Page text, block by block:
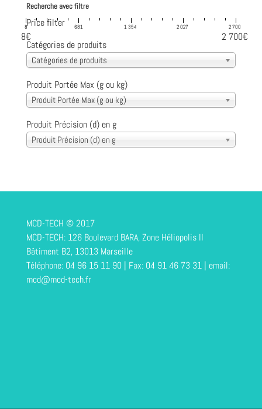
Recherche avec filtre
Price filter
8€
2 700€
8 681 1 354 2 027 2 700
Catégories de produits
Catégories de produits
Produit Portée Max (g ou kg)
Produit Portée Max (g ou kg)
Produit Précision (d) en g
Produit Précision (d) en g
MCD-TECH © 2017
MCD-TECH: 126 Boulevard BARA, Zone Héliopolis II
Bâtiment B2, 13013 Marseille
Téléphone: 04 96 15 11 90 | Fax: 04 91 46 73 31 | email:
mcd@mcd-tech.fr